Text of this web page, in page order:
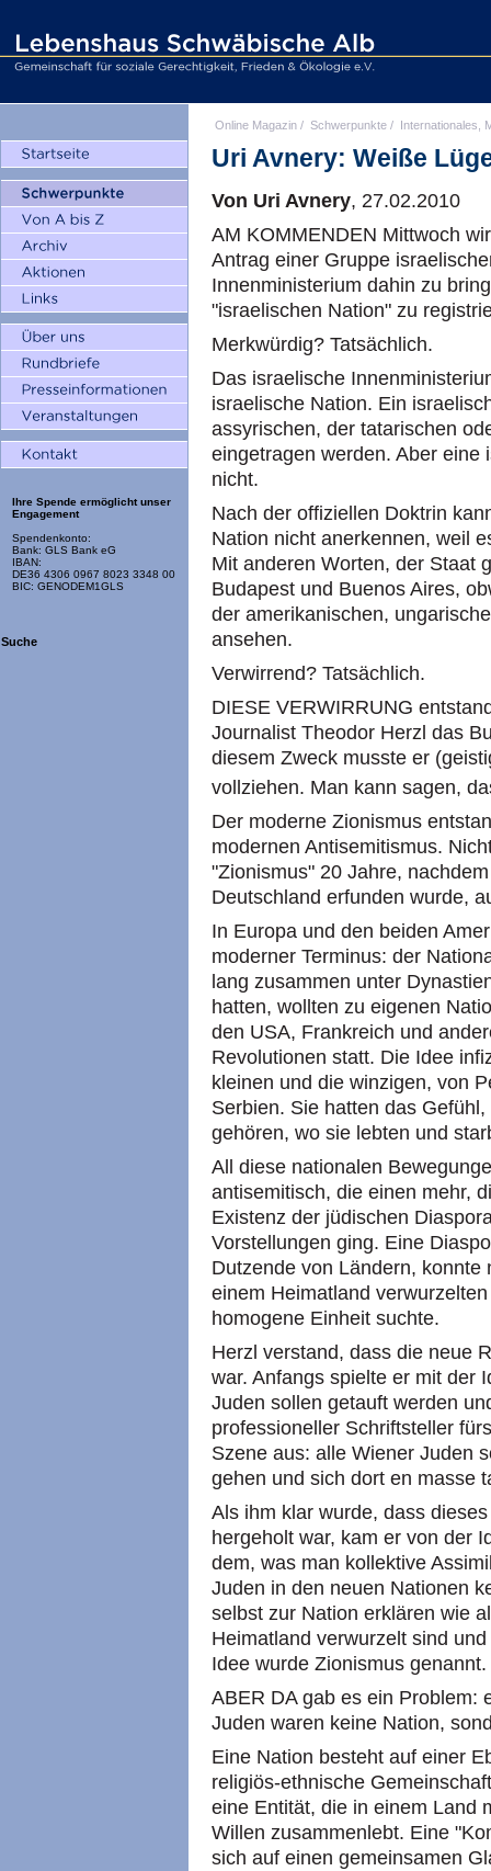
Ihre Spende ermöglicht unser
Engagement
Spendenkonto:
Bank: GLS Bank eG
IBAN:
DE36 4306 0967 8023 3348 00
BIC: GENODEM1GLS
Suche
Online Magazin / Schwerpunkte / Internationales,
Uri Avnery: Weiße
Von Uri Avnery, 27.02.2010
AM KOMMENDEN Mittwoch
Antrag einer Gruppe
Innenministerium dahin zu
"israelischen Nation" zu
Merkwürdig? Tatsächlich.
Das israelische
israelische Nation. Ein
assyrischen, der tatarischen
eingetragen werden. Aber eine
nicht.
Nach der offiziellen Doktrin
Nation nicht anerkennen, weil
Mit anderen Worten, der Staat
Budapest und Buenos Aires,
der amerikanischen,
ansehen.
Verwirrend? Tatsächlich.
DIESE VERWIRRUNG
Journalist Theodor Herzl das
diesem Zweck musste er
vollziehen. Man kann sagen,
Der moderne Zionismus
modernen Antisemitismus.
"Zionismus" 20 Jahre,
Deutschland erfunden wurde,
In Europa und den beiden
moderner Terminus: der
lang zusammen unter
hatten, wollten zu eigenen
den USA, Frankreich und
Revolutionen statt. Die Idee
kleinen und die winzigen, von
Serbien. Sie hatten das
gehören, wo sie lebten und
All diese nationalen
antisemitisch, die einen mehr,
Existenz der jüdischen
Vorstellungen ging. Eine
Dutzende von Ländern,
einem Heimatland
homogene Einheit suchte.
Herzl verstand, dass die neue
war. Anfangs spielte er mit der
Juden sollen getauft werden
professioneller Schriftsteller
Szene aus: alle Wiener Juden
gehen und sich dort en masse
Als ihm klar wurde, dass
hergeholt war, kam er von der
dem, was man kollektive
Juden in den neuen Nationen
selbst zur Nation erklären wie
Heimatland verwurzelt sind
Idee wurde Zionismus genannt.
ABER DA gab es ein Problem:
Juden waren keine Nation,
Eine Nation besteht auf einer
religiös-ethnische
eine Entität, die in einem Land
Willen zusammenlebt. Eine
sich auf einen gemeinsamen